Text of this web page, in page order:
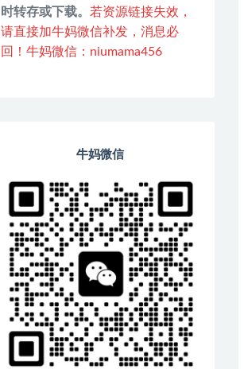
时转存或下载。 若资源链接失效，
请直接加牛妈微信补发，消息必
回！牛妈微信：niumama456
牛妈微信